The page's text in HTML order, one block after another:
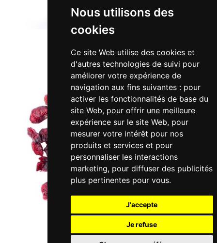
Nous utilisons des
cookies
Ce site Web utilise des cookies et
d'autres technologies de suivi pour
améliorer votre expérience de
navigation aux fins suivantes : pour
activer les fonctionnalités de base du
site Web, pour offrir une meilleure
expérience sur le site Web, pour
mesurer votre intérêt pour nos
produits et services et pour
personnaliser les interactions
marketing, pour diffuser des publicités
plus pertinentes pour vous.
J'accepte
Je refuse